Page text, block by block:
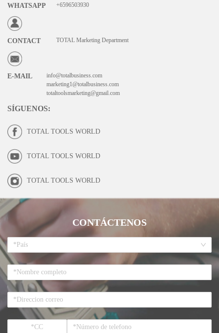
WHATSAPP +6596503930
CONTACT TOTAL Marketing Department
E-MAIL
info@totalbusiness.com
marketing1@totalbusiness.com
totaltoolsmarketing@gmail.com
SÍGUENOS:
TOTAL TOOLS WORLD
TOTAL TOOLS WORLD
TOTAL TOOLS WORLD
CONTÁCTENOS
*País